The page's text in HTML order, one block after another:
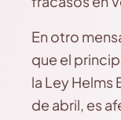
En otro
que el
la Ley Helms
de abril, es